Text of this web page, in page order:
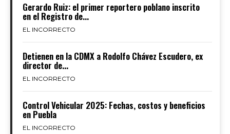
Gerardo Ruiz: el primer reportero poblano inscrito
en el Registro de...
EL INCORRECTO
Detienen en la CDMX a Rodolfo Chávez Escudero, ex
director de...
EL INCORRECTO
Control Vehicular 2025: Fechas, costos y beneficios
en Puebla
EL INCORRECTO